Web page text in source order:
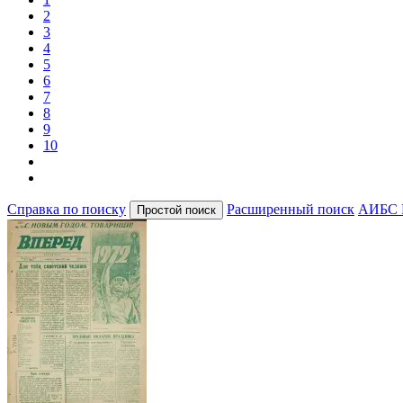
2
3
4
5
6
7
8
9
10
Справка по поиску Расширенный поиск АИБС